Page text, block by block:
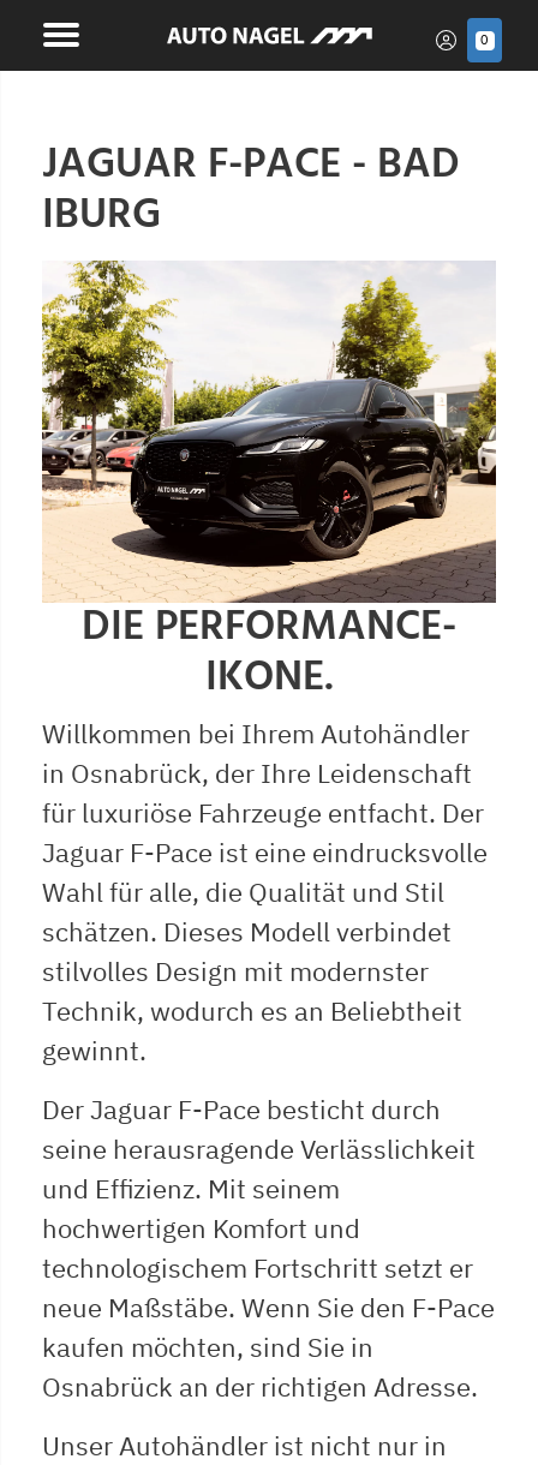
0
JAGUAR F-PACE - BAD
IBURG
DIE PERFORMANCE-
IKONE.
Willkommen bei Ihrem Autohändler
in Osnabrück, der Ihre Leidenschaft
für luxuriöse Fahrzeuge entfacht. Der
Jaguar F-Pace ist eine eindrucksvolle
Wahl für alle, die Qualität und Stil
schätzen. Dieses Modell verbindet
stilvolles Design mit modernster
Technik, wodurch es an Beliebtheit
gewinnt.
Der Jaguar F-Pace besticht durch
seine herausragende Verlässlichkeit
und Effizienz. Mit seinem
hochwertigen Komfort und
technologischem Fortschritt setzt er
neue Maßstäbe. Wenn Sie den F-Pace
kaufen möchten, sind Sie in
Osnabrück an der richtigen Adresse.
Unser Autohändler ist nicht nur in